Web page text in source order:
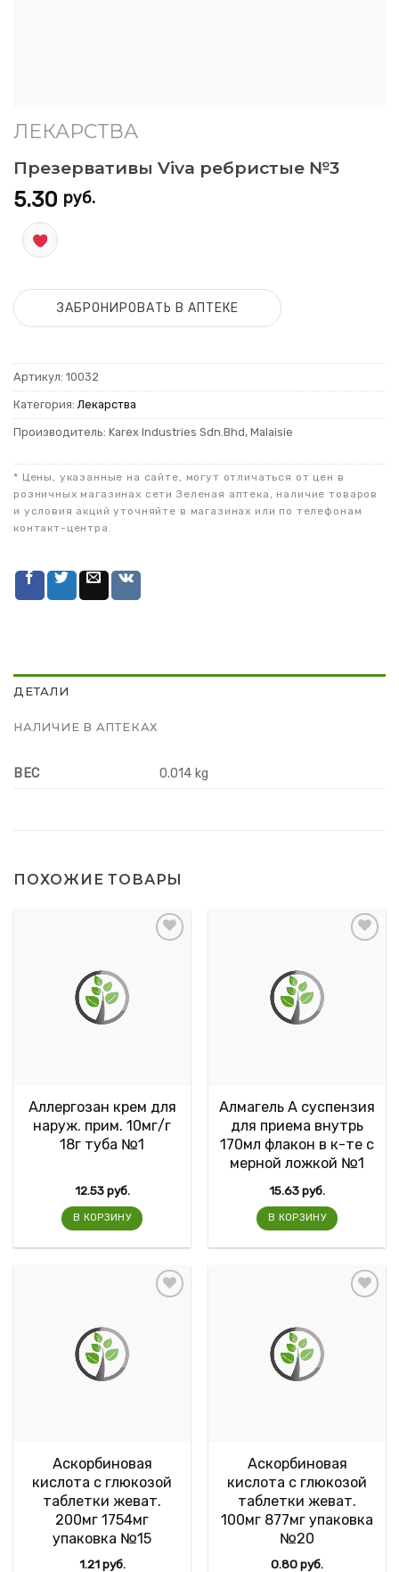
ЛЕКАРСТВА
Презервативы Viva ребристые №3
5.30 руб.
ЗАБРОНИРОВАТЬ В АПТЕКЕ
Артикул: 10032
Категория: Лекарства
Производитель: Karex Industries Sdn.Bhd, Malaisie
* Цены, указанные на сайте, могут отличаться от цен в
розничных магазинах сети Зеленая аптека, наличие товаров
и условия акций уточняйте в магазинах или по телефонам
контакт-центра.
ДЕТАЛИ
НАЛИЧИЕ В АПТЕКАХ
ВЕС 0.014 kg
ПОХОЖИЕ ТОВАРЫ
Аллергозан крем для
наруж. прим. 10мг/г
18г туба №1
12.53руб.
В КОРЗИНУ
Алмагель А суспензия
для приема внутрь
170мл флакон в к-те с
мерной ложкой №1
15.63руб.
В КОРЗИНУ
Аскорбиновая
кислота с глюкозой
таблетки жеват.
200мг 1754мг
упаковка №15
1.21руб.
Аскорбиновая
кислота с глюкозой
таблетки жеват.
100мг 877мг упаковка
№20
0.80руб.